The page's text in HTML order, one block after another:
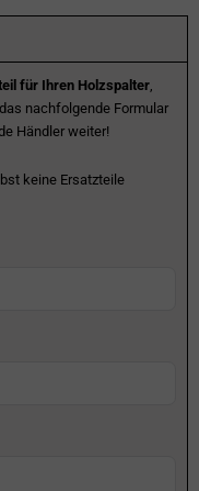
für Ihren Holzspalter
nachfolgende Formular
Händler weiter!
keine Ersatzteile